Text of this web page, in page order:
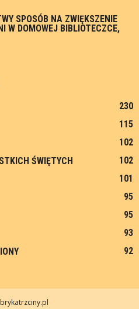
SPOSÓB NA ZWIĘKSZENIE
W DOMOWEJ BIBLIOTECZCE,
230
115
102
ŚWIĘTYCH
102
101
95
95
93
92